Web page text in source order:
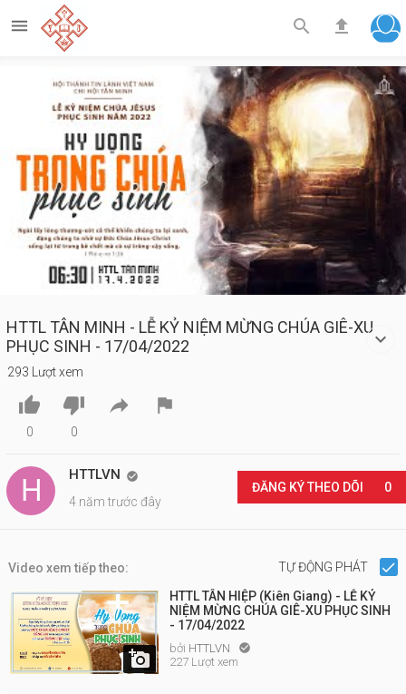
  
Play
Video
HTTL TÂN MINH - LỄ KỶ NIỆM MỪNG CHÚA GIÊ-XU
PHỤC SINH - 17/04/2022
293 Lượt xem

0

0
 
HTTLVN 
4 năm trước đây
ĐĂNG KÝ THEO DÕI 0
Video xem tiếp theo: TỰ ĐỘNG PHÁT

HTTL TÂN HIỆP (Kiên Giang) - LỄ KỶ
NIỆM MỪNG CHÚA GIÊ-XU PHỤC SINH
- 17/04/2022
bởi HTTLVN 
227 Lượt xem